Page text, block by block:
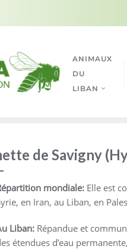
ANIMAUX
DU
LIBAN
de Savigny
mondiale: Elle est
en Iran, au Liban, en
Liban: Répandue et
étendues d’eau